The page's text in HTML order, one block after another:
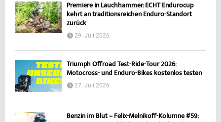
Premiere in Lauchhammer: ECHT Endurocup
kehrt an traditionsreichen Enduro-Standort
zurück
29. Juli 2026
Triumph Offroad Test-Ride-Tour 2026:
Motocross- und Enduro-Bikes kostenlos testen
27. Juli 2026
Benzin im Blut – Felix-Melnikoff-Kolumne #59: